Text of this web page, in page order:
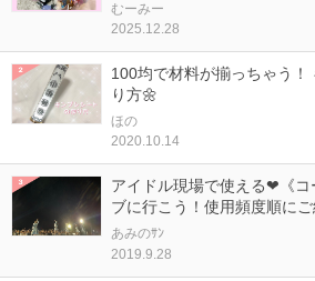
むーみー
2025.12.28
100均で材料が揃っちゃう！
り方🌼
ほの
2020.10.14
アイドル現場で使える❤《コ
ブに行こう！使用頻度順にご
あみのｻﾝ
2019.9.28